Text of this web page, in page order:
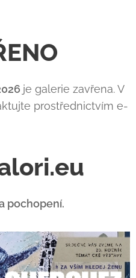
je galerie zavřena. V
prostřednictvím e-
pochopení.